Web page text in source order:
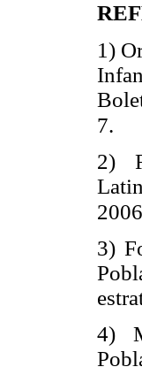
1)
7.
2)
3)
4)